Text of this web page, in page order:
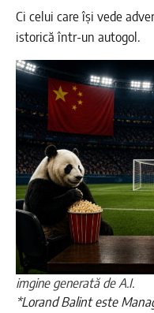
Ci celui care își vede
istorică într-un autogol.
imgine generată de A.I.
*Lorand Balint este